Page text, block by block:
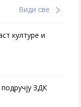
Види све
културе и
ЗДК